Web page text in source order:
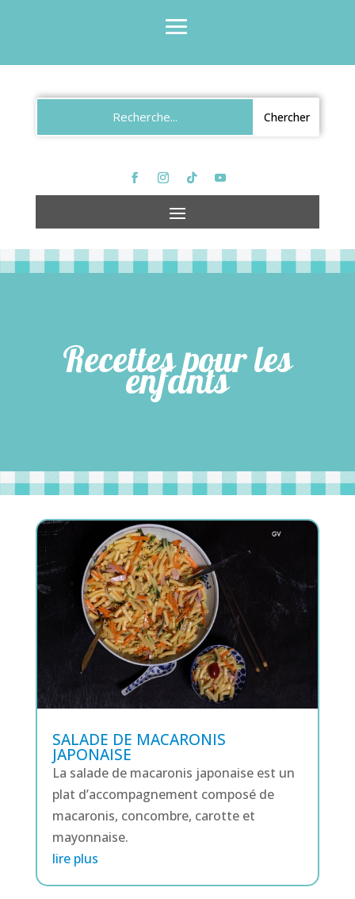
Recettes pour les
enfants
SALADE DE MACARONIS
JAPONAISE
La salade de macaronis japonaise est un
plat d’accompagnement composé de
macaronis, concombre, carotte et
mayonnaise.
lire plus